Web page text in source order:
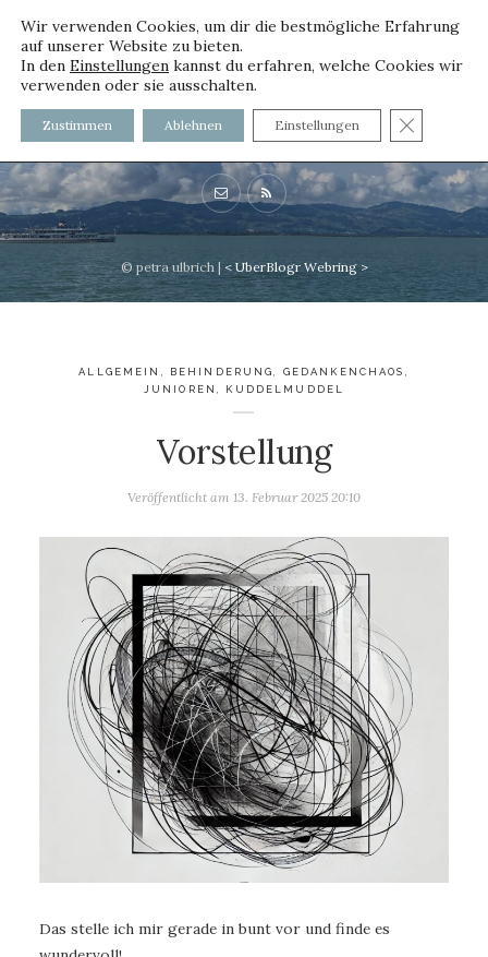
voller worte
mit und ohne Innenfutter
© petra ulbrich | < UberBlogr Webring >
ALLGEMEIN BEHINDERUNG GEDANKENCHAOS
JUNIOREN
KUDDELMUDDEL
Vorstellung
Veröffentlicht am 13. Februar 2025 20:10
Das stelle ich mir gerade in bunt vor und finde es
Wir verwenden Cookies, um dir die bestmögliche Erfahrung
auf unserer Website zu bieten.
In den Einstellungen kannst du erfahren, welche Cookies wir
verwenden oder sie ausschalten.
Zustimmen Ablehnen Einstellungen GDPR